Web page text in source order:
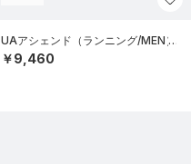
UAアシェンド（ランニング/MEN）
￥9,460